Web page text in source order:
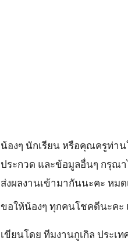
น้องๆ นักเรียน หรือคุณครูท่าน
ประกวด และข้อมูลอื่นๆ กรุณ
ส่งผลงานเข้ามากันนะคะ หม
ขอให้น้องๆ ทุกคนโชคดีนะคะ
เขียนโดย ทีมงานกูเกิล ประเท